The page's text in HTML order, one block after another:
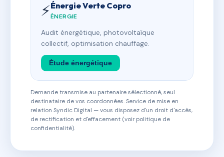
⚡Énergie Verte Copro
ÉNERGIE
Audit énergétique, photovoltaïque
collectif, optimisation chauffage.
Étude énergétique
Demande transmise au partenaire sélectionné, seul
destinataire de vos coordonnées. Service de mise en
relation Syndic Digital — vous disposez d'un droit d'accès,
de rectification et d'effacement (voir politique de
confidentialité).